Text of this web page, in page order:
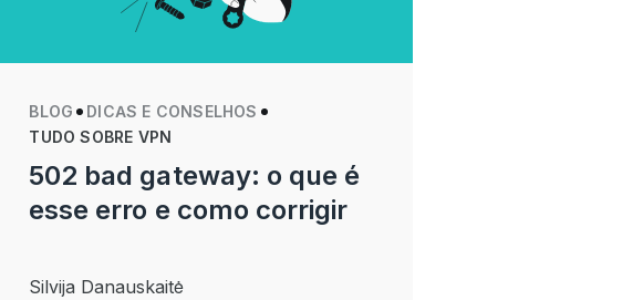
BLOG
DICAS E CONSELHOS
TUDO SOBRE VPN
502 bad gateway: o que é
esse erro e como corrigir
Silvija Danauskaitė